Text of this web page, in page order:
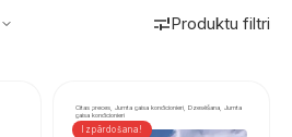
Produktu filtri
Izpārdošana!
Citas preces, Jumta gaisa kondicionieri, Dzesēšana, Jumta
gaisa kondicionieri